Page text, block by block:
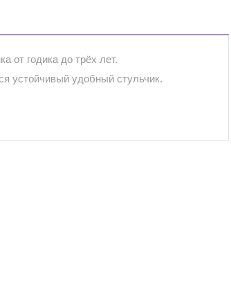
от годика до трёх лет.
устойчивый удобный стульчик.